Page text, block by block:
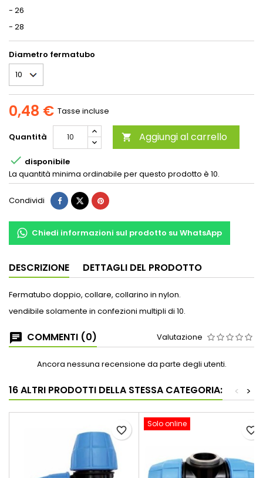
- 26
- 28
Diametro fermatubo
0,48 € Tasse incluse
Quantità  Aggiungi al carrello
 disponibile
La quantità minima ordinabile per questo prodotto è 10.
Condividi
Chiedi informazioni sul prodotto su WhatsApp
DESCRIZIONE DETTAGLI DEL PRODOTTO
Fermatubo doppio, collare, collarino in nylon.
vendibile solamente in confezioni multipli di 10.
COMMENTI (0) Valutazione
Ancora nessuna recensione da parte degli utenti.
16 ALTRI PRODOTTI DELLA STESSA CATEGORIA: >
<
favorite_border
Solo online
favorite_border